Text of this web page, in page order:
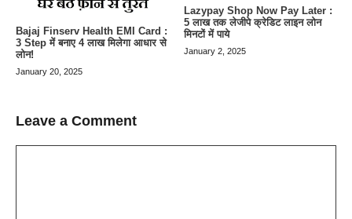
Bajaj Finserv Health EMI Card :
3 Step में बनाए 4 लाख मिलेगा आधार से
लोन!
January 20, 2025
Lazypay Shop Now Pay Later :
5 लाख तक लेजीपे क्रेडिट लाइन लोन
मिनटों में पाये
January 2, 2025
Leave a Comment